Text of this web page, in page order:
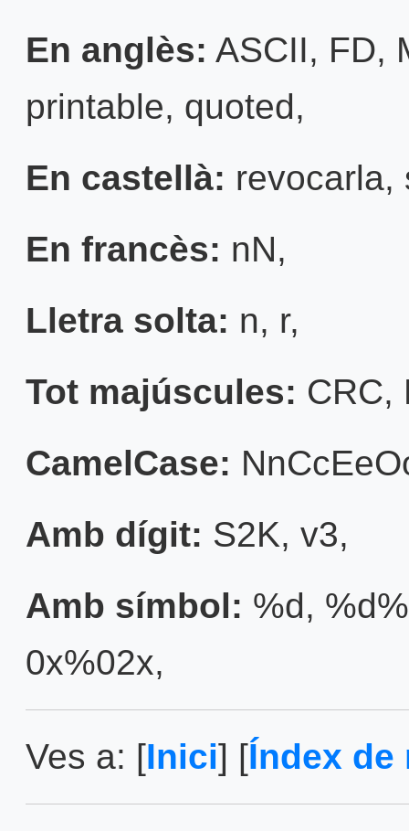
En anglès: ASCII, FD,
printable, quoted,
En castellà: revocarla,
En francès: nN,
Lletra solta: n, r,
Tot majúscules: CRC,
CamelCase:
Amb dígit: S2K, v3,
Amb símbol: %d,
0x%02x,
Ves a: [Inici] [Índex de